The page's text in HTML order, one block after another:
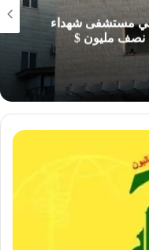
في مستشفى شهداء
نصف مليون $